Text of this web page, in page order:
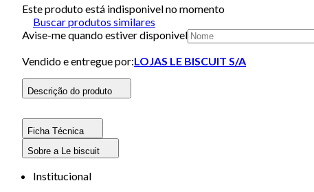
Este produto está indisponivel no momento
Buscar produtos similares
Avise-me quando estiver disponivel
Vendido e entregue por:LOJAS LE BISCUIT S/A
Descrição do produto
Ficha Técnica
Sobre a Le biscuit
Institucional